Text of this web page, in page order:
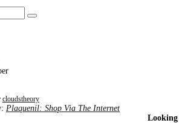
cloudstheory
Plaquenil: Shop Via The Internet